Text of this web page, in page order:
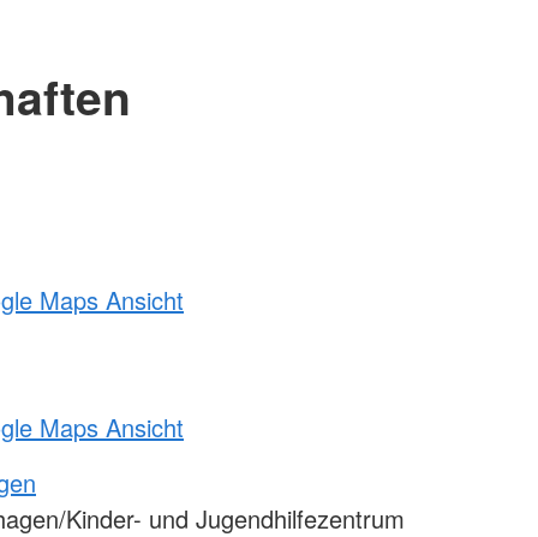
Maps Ansicht
Maps Ansicht
Kinder- und Jugendhilfezentrum